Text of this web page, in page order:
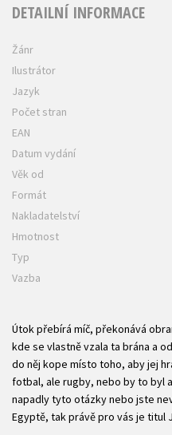
DETAILNÍ INFORMACE
Žánr
Ilustrátor
Jazyk
Počet stran
EAN
Datum vydání
Věk od
Formát
Nakladatelství
Hmotnost
Typ
Vazba
Útok přebírá míč, překonává
kde se vlastně vzala ta brána a
do něj kope místo toho, aby jej
fotbal, ale rugby, nebo by to byl
napadly tyto otázky nebo jste
Egyptě, tak právě pro vás je titul